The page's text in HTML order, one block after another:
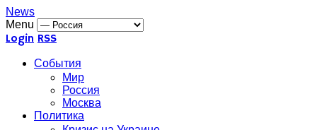
News
Menu
Login RSS
События
Мир
Россия
Москва
Политика